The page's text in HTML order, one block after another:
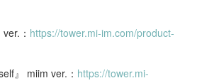
： https://tower.mi-im.com/product-
』 miim ver.： https://tower.mi-